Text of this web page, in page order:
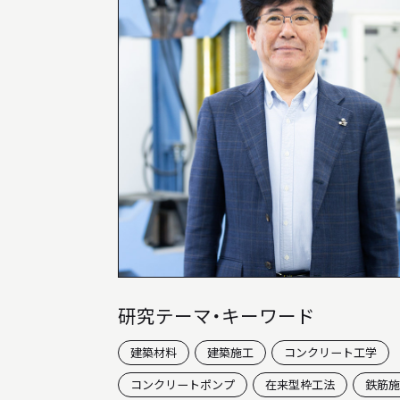
INFORMATION
インフォメーション
就職や進学について
AWARD
研究テーマ・キーワード
建築材料 建築施工
コンクリート工学
コンクリートポンプ
在来型枠工法
鉄筋